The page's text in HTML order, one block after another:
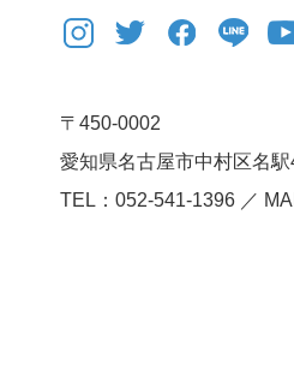
〒450-0002
愛知県名古屋市中村区名駅
TEL：052-541-1396 ／